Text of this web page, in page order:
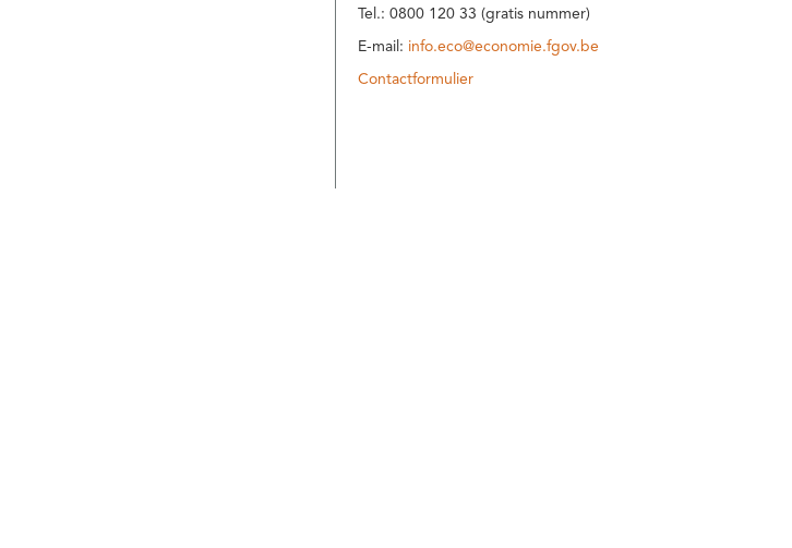
Tel.: 0800 120 33 (gratis nummer)
E-mail: info.eco@economie.fgov.be
Contactformulier